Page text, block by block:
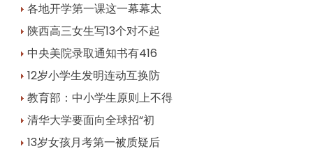
各地开学第一课这一幕幕太
陕西高三女生写13个对不起
中央美院录取通知书有416
12岁小学生发明连动互换防
教育部：中小学生原则上不得
清华大学要面向全球招“初
13岁女孩月考第一被质疑后